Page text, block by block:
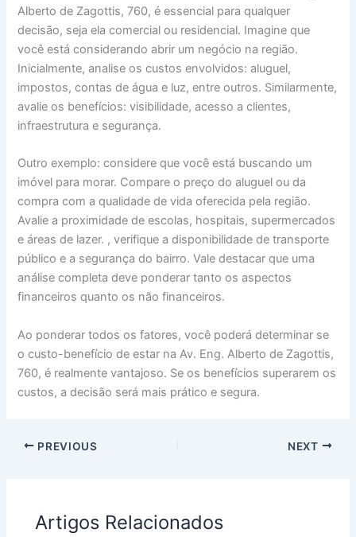
Alberto de Zagottis, 760, é essencial para qualquer
decisão, seja ela comercial ou residencial. Imagine que
você está considerando abrir um negócio na região.
Inicialmente, analise os custos envolvidos: aluguel,
impostos, contas de água e luz, entre outros. Similarmente,
avalie os benefícios: visibilidade, acesso a clientes,
infraestrutura e segurança.
Outro exemplo: considere que você está buscando um
imóvel para morar. Compare o preço do aluguel ou da
compra com a qualidade de vida oferecida pela região.
Avalie a proximidade de escolas, hospitais, supermercados
e áreas de lazer. , verifique a disponibilidade de transporte
público e a segurança do bairro. Vale destacar que uma
análise completa deve ponderar tanto os aspectos
financeiros quanto os não financeiros.
Ao ponderar todos os fatores, você poderá determinar se
o custo-benefício de estar na Av. Eng. Alberto de Zagottis,
760, é realmente vantajoso. Se os benefícios superarem os
custos, a decisão será mais prático e segura.
PREVIOUS NEXT
Artigos Relacionados